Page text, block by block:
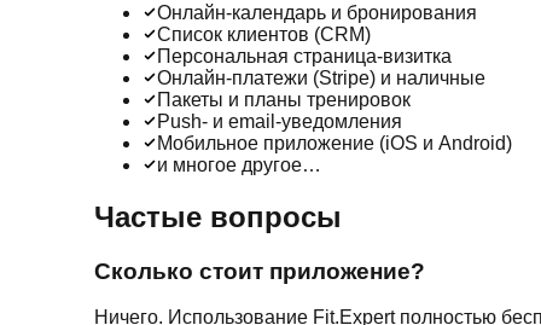
Онлайн-календарь и бронирования
Список клиентов (CRM)
Персональная страница-визитка
Онлайн-платежи (Stripe) и наличные
Пакеты и планы тренировок
Push- и email-уведомления
Мобильное приложение (iOS и Android)
и многое другое…
Частые вопросы
Сколько стоит приложение?
Ничего. Использование Fit.Expert полностью